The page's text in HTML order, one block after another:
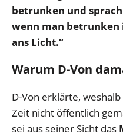
betrunken und
wenn man
ans Licht.“
Warum D-Von
D-Von erklärte,
Zeit nicht öffentlich
sei aus seiner Sicht das